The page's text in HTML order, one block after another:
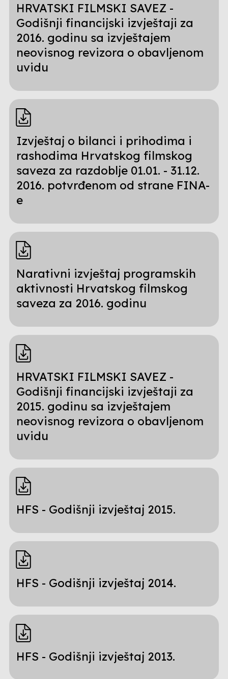
HRVATSKI FILMSKI SAVEZ -
Godišnji financijski izvještaji za
2016. godinu sa izvještajem
neovisnog revizora o obavljenom
uvidu
Izvještaj o bilanci i prihodima i
rashodima Hrvatskog filmskog
saveza za razdoblje 01.01. - 31.12.
2016. potvrđenom od strane FINA-
e
Narativni izvještaj programskih
aktivnosti Hrvatskog filmskog
saveza za 2016. godinu
HRVATSKI FILMSKI SAVEZ -
Godišnji financijski izvještaji za
2015. godinu sa izvještajem
neovisnog revizora o obavljenom
uvidu
HFS - Godišnji izvještaj 2015.
HFS - Godišnji izvještaj 2014.
HFS - Godišnji izvještaj 2013.